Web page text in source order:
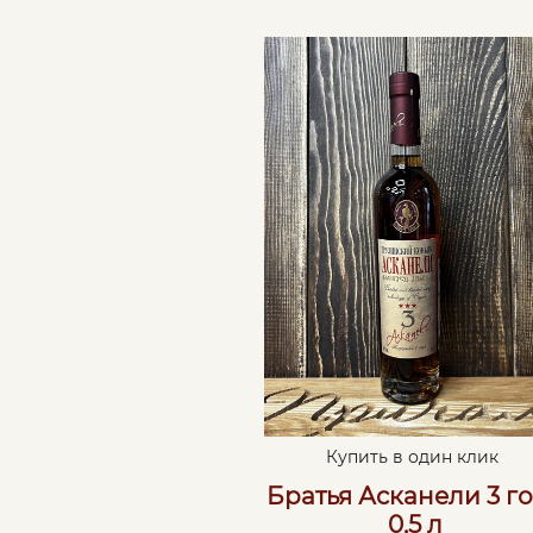
Купить в один клик
Братья Асканели 3
0,5 л